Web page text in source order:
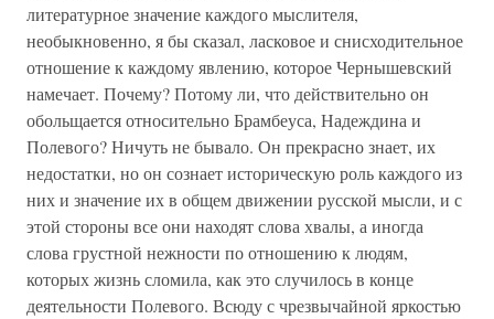
литературное значение каждого мыслителя,
необыкновенно, я бы сказал, ласковое и снисходительное
отношение к каждому явлению, которое Чернышевский
намечает. Почему? Потому ли, что действительно он
обольщается относительно Брамбеуса, Надеждина и
Полевого? Ничуть не бывало. Он прекрасно знает, их
недостатки, но он сознает историческую роль каждого из
них и значение их в общем движении русской мысли, и с
этой стороны все они находят слова хвалы, а иногда
слова грустной нежности по отношению к людям,
которых жизнь сломила, как это случилось в конце
деятельности Полевого. Всюду с чрезвычайной яркостью